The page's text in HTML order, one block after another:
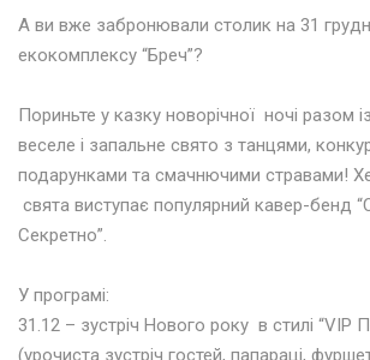
А ви вже забронювали столик на 31
екокомплексу “Бреч”?
Пориньте у казку новорічної ночі разом
веселе і запальне свято з танцями,
подарунками та смачнючими стравами!
свята виступає популярний кавер-бенд
Секретно”.
У програмі:
31.12 – зустріч Нового року в стилі “VIP